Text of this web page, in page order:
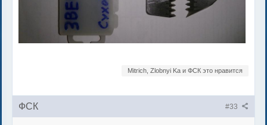
Mitrich, Zlobnyi Ka и ФСК это нравится
#33
ФСК